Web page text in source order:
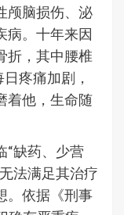
颅脑损伤、泌
病。十年来因
折，其中腰椎
疼痛加剧，
着他，生命随
“缺药、少营
法满足其治疗
。依据《刑事